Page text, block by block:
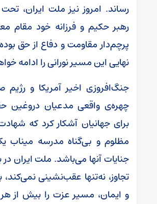
رساند. امروز نیز ملت ایران،
رهبر حکیم و فرزانه خود مقام
پرچم‌دار مقاومت و دفاع از حق
نهایی این مسیر نورانی را ادامه
جنگ‌افروزی اخیر آمریکا و رژیم
چهره‌ی واقعی مدعیان دروغین
مظلوم و بی‌گناه مدرسه میناب
جنایات آنها می‌باشد. ملت ایران در
تجاوز، نه‌تنها عقب‌نشینی نمی‌کند،
و ایمان، مسیر عزت را بیش از هر